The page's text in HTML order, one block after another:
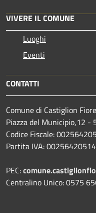
VIVERE IL COMUNE
Luoghi
Eventi
CONTATTI
Comune di Castiglion
Piazza del Municipio,12 -
Codice Fiscale:
Partita IVA: 00256420514
PEC:
Centralino Unico: 0575